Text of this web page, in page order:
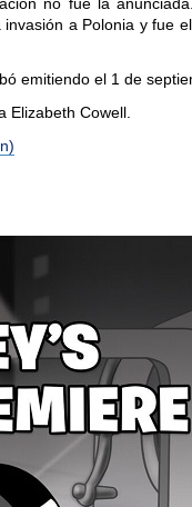
a Polonia y fue
emitiendo el 1 de
Elizabeth Cowell.